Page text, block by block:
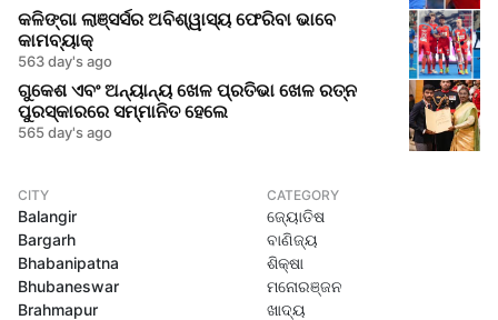
କଳିଙ୍ଗା ଲାଞ୍ସର୍ସର ଅବିଶ୍ୱାସ୍ୟ ଫେରିବା ଭାବେ
କାମବ୍ୟାକ୍
563 day's ago
ଗୁକେଶ ଏବଂ ଅନ୍ୟାନ୍ୟ ଖେଳ ପ୍ରତିଭା ଖେଳ ରତ୍ନ
ପୁରସ୍କାରରେ ସମ୍ମାନିତ ହେଲେ
565 day's ago
CITY
Balangir
Bargarh
Bhabanipatna
Bhubaneswar
Brahmapur
CATEGORY
ଜ୍ୟୋତିଷ
ବାଣିଜ୍ୟ
ଶିକ୍ଷା
ମନୋରଞ୍ଜନ
ଖାଦ୍ୟ